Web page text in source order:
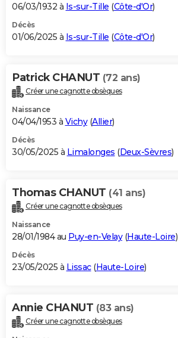
06/03/1932 à Is-sur-Tille (Côte-d'Or)
Décès
01/06/2025 à Is-sur-Tille (Côte-d'Or)
Patrick CHANUT (72 ans)
Créer une cagnotte obsèques
Naissance
04/04/1953 à Vichy(Allier)
Décès
30/05/2025 à Limalonges (Deux-Sèvres)
Thomas CHANUT (41 ans)
Créer une cagnotte obsèques
Naissance
28/01/1984 au Puy-en-Velay(Haute-Loire)
Décès
23/05/2025 à Lissac(Haute-Loire)
Annie CHANUT (83 ans)
Créer une cagnotte obsèques